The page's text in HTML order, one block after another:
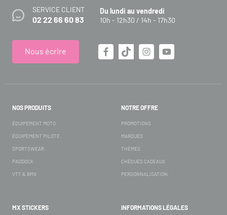
SERVICE CLIENT
02 22 66 60 83
Du lundi au vendredi
10h - 12h30 / 14h - 17h30
Nous écrire
NOS PRODUITS
ÉQUIPEMENT MOTO
ÉQUIPEMENT PILOTE
SPORTSWEAR
PADDOCK
VTT & BMX
NOTRE OFFRE
PROMOTIONS
MARQUES
THÈMES
CHÈQUES CADEAUX
PERSONNALISATION
MX STICKERS INFORMATIONS LÉGALES